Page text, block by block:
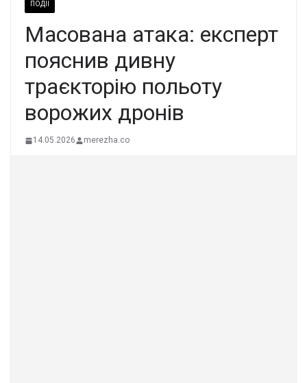
ПОДІЇ
Масована атака: експерт
пояснив дивну
траєкторію польоту
ворожих дронів
14.05.2026 merezha.co